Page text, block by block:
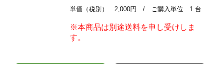
単価（税別） 2,000円 / ご購入単位 1 台
※本商品は別途送料を申し受けしま
す。